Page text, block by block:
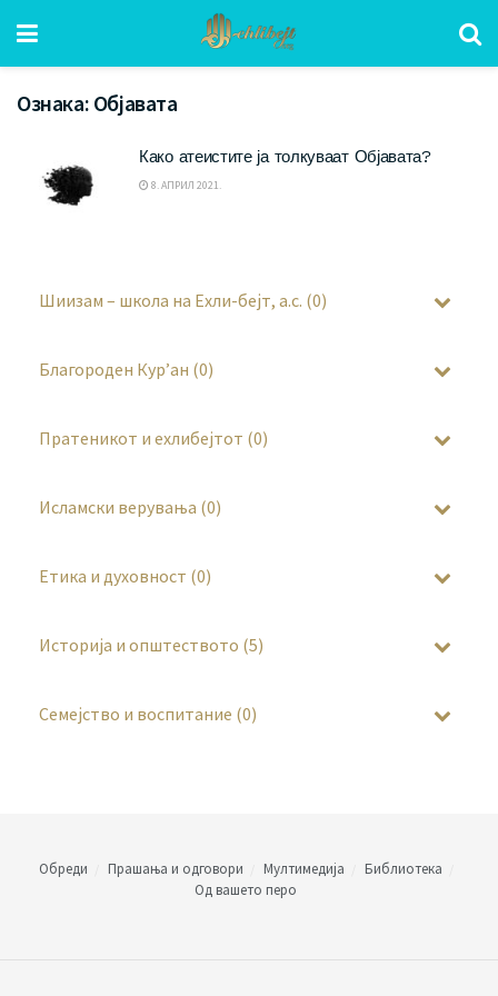
Ознака: Објавата
Како атеистите ја толкуваат Објавата?
8. АПРИЛ 2021.
Шиизам – школа на Ехли-бејт, а.с. (0)
Благороден Кур’ан (0)
Пратеникот и ехлибејтот (0)
Исламски верувања (0)
Етика и духовност (0)
Историја и општеството (5)
Семејство и воспитание (0)
Обреди Прашања и одговори Мултимедија
Библиотека
Од вашето перо